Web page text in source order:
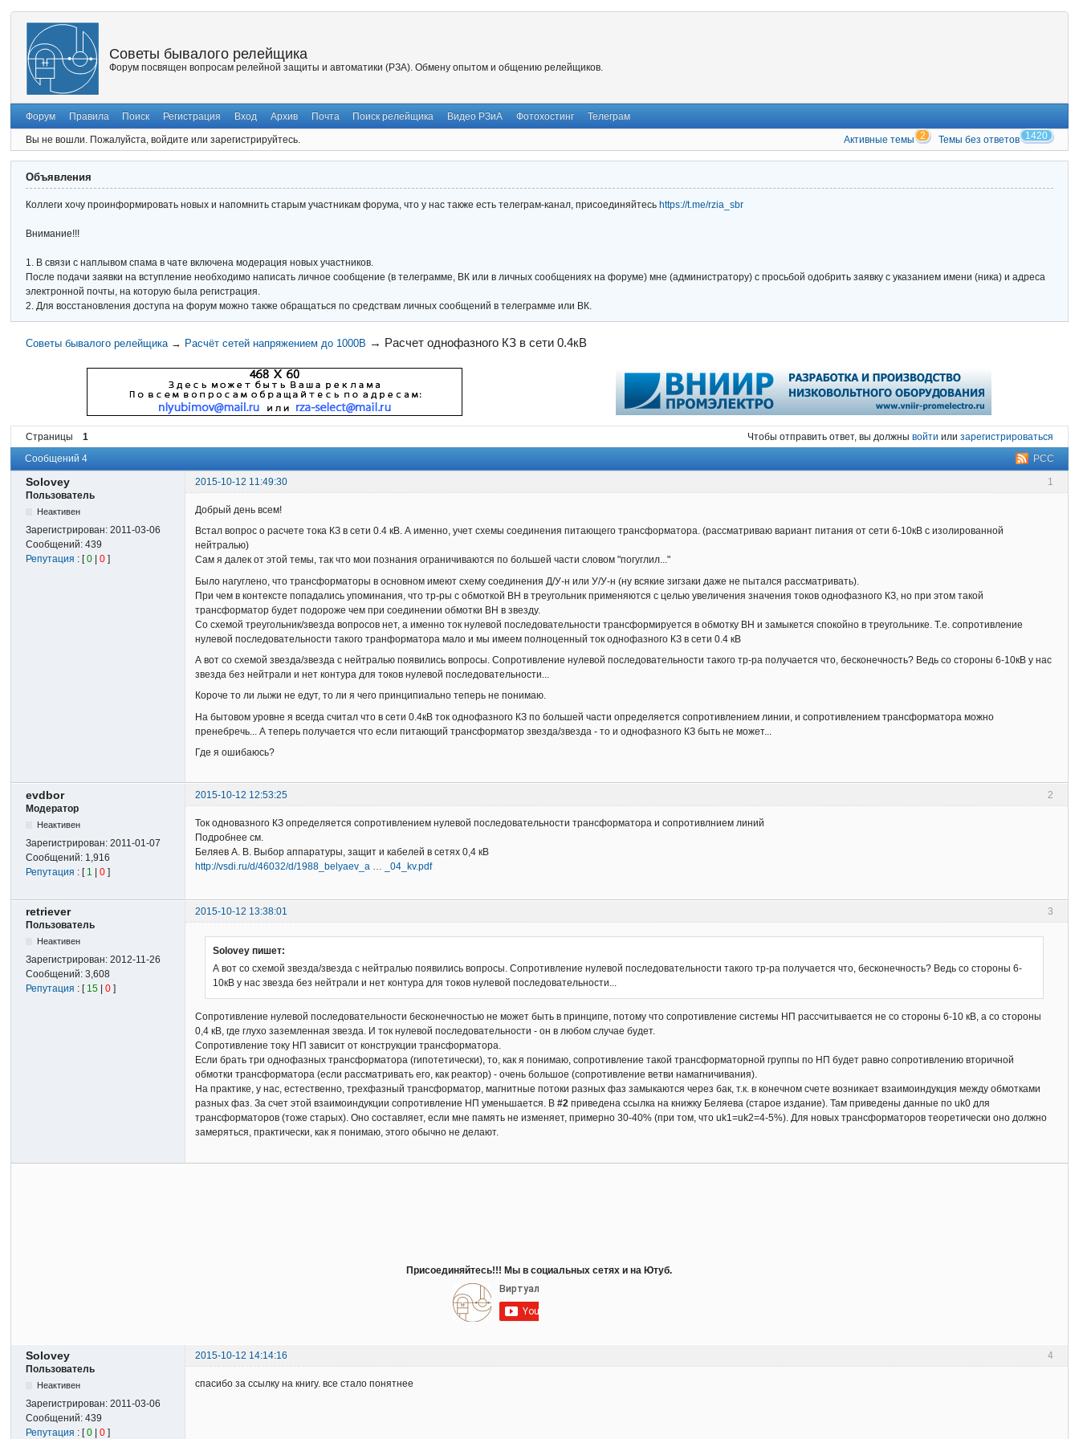
Советы бывалого релейщика
Форум посвящен вопросам релейной защиты и автоматики (РЗА). Обмену опытом и общению релейщиков.
Форум Правила Поиск Регистрация Вход Архив Почта Поиск релейщика Видео РЗиА Фотохостинг Телеграм
Вы не вошли. Пожалуйста, войдите или зарегистрируйтесь. Активные темы 2 Темы без ответов 1420
Объявления
Коллеги хочу проинформировать новых и напомнить старым участникам форума, что у нас также есть телеграм-канал, присоединяйтесь https://t.me/rzia_sbr
Внимание!!!
1. В связи с наплывом спама в чате включена модерация новых участников.
После подачи заявки на вступление необходимо написать личное сообщение (в телеграмме, ВК или в личных сообщениях на форуме) мне (администратору) с просьбой одобрить заявку с указанием имени (ника) и адреса
электронной почты, на которую была регистрация.
2. Для восстановления доступа на форум можно также обращаться по средствам личных сообщений в телеграмме или ВК.
Советы бывалого релейщика → Расчёт сетей напряжением до 1000В → Расчет однофазного КЗ в сети 0.4кВ
Страницы 1 Чтобы отправить ответ, вы должны войти или зарегистрироваться
РСС
Сообщений 4
1
Solovey
2015-10-12 11:49:30
Пользователь
Неактивен
Зарегистрирован:2011-03-06
Сообщений:439
Репутация : [0 |0 ]
Добрый день всем!
Встал вопрос о расчете тока КЗ в сети 0.4 кВ. А именно, учет схемы соединения питающего трансформатора. (рассматриваю вариант питания от сети 6-10кВ с изолированной
нейтралью)
Сам я далек от этой темы, так что мои познания ограничиваются по большей части словом "погуглил..."
Было нагуглено, что трансформаторы в основном имеют схему соединения Д/У-н или У/У-н (ну всякие зигзаки даже не пытался рассматривать).
При чем в контексте попадались упоминания, что тр-ры с обмоткой ВН в треугольник применяются с целью увеличения значения токов однофазного КЗ, но при этом такой
трансформатор будет подороже чем при соединении обмотки ВН в звезду.
Со схемой треугольник/звезда вопросов нет, а именно ток нулевой последовательности трансформируется в обмотку ВН и замыкется спокойно в треугольнике. Т.е. сопротивление
нулевой последовательности такого транформатора мало и мы имеем полноценный ток однофазного КЗ в сети 0.4 кВ
А вот со схемой звезда/звезда с нейтралью появились вопросы. Сопротивление нулевой последовательности такого тр-ра получается что, бесконечность? Ведь со стороны 6-10кВ у нас
звезда без нейтрали и нет контура для токов нулевой последовательности...
Короче то ли лыжи не едут, то ли я чего принципиально теперь не понимаю.
На бытовом уровне я всегда считал что в сети 0.4кВ ток однофазного КЗ по большей части определяется сопротивлением линии, и сопротивлением трансформатора можно
пренебречь... А теперь получается что если питающий трансформатор звезда/звезда - то и однофазного КЗ быть не может...
Где я ошибаюсь?
2
evdbor
2015-10-12 12:53:25
Модератор
Неактивен
Зарегистрирован:2011-01-07
Сообщений: 1,916
Репутация : [ 1 |0 ]
Ток одновазного КЗ определяется сопротивлением нулевой последовательности трансформатора и сопротивлнием линий
Подробнее см.
Беляев А. В. Выбор аппаратуры, защит и кабелей в сетях 0,4 кВ
http://vsdi.ru/d/46032/d/1988_belyaev_a … _04_kv.pdf
3
retriever
2015-10-12 13:38:01
Пользователь
Неактивен
Зарегистрирован:2012-11-26
Сообщений:3,608
Репутация : [ 15 |0 ]
Solovey пишет:
А вот со схемой звезда/звезда с нейтралью появились вопросы. Сопротивление нулевой последовательности такого тр-ра получается что, бесконечность? Ведь со стороны 6-
10кВ у нас звезда без нейтрали и нет контура для токов нулевой последовательности...
Сопротивление нулевой последовательности бесконечностью не может быть в принципе, потому что сопротивление системы НП рассчитывается не со стороны 6-10 кВ, а со стороны
0,4 кВ, где глухо заземленная звезда. И ток нулевой последовательности - он в любом случае будет.
Сопротивление току НП зависит от конструкции трансформатора.
Если брать три однофазных трансформатора (гипотетически), то, как я понимаю, сопротивление такой трансформаторной группы по НП будет равно сопротивлению вторичной
обмотки трансформатора (если рассматривать его, как реактор) - очень большое (сопротивление ветви намагничивания).
На практике, у нас, естественно, трехфазный трансформатор, магнитные потоки разных фаз замыкаются через бак, т.к. в конечном счете возникает взаимоиндукция между обмотками
разных фаз. За счет этой взаимоиндукции сопротивление НП уменьшается. В#2 приведена ссылка на книжку Беляева (старое издание). Там приведены данные по uk0 для
трансформаторов (тоже старых). Оно составляет, если мне память не изменяет, примерно 30-40% (при том, что uk1=uk2=4-5%). Для новых трансформаторов теоретически оно должно
замеряться, практически, как я понимаю, этого обычно не делают.
Присоединяйтесь!!! Мы в социальных сетях и на Ютуб.
4
Solovey
2015-10-12 14:14:16
Пользователь
Неактивен
Зарегистрирован:2011-03-06
Сообщений:439
Репутация : [0 |0 ]
спасибо за ссылку на книгу. все стало понятнее